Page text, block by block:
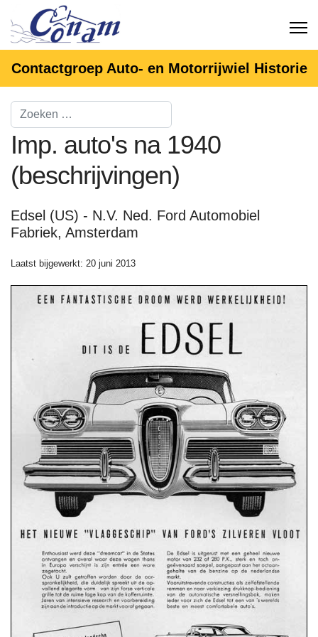
Contactgroep Auto- en Motorrijwiel Historie
Imp. auto's na 1940
(beschrijvingen)
Edsel (US) - N.V. Ned. Ford Automobiel
Fabriek, Amsterdam
Laatst bijgewerkt: 20 juni 2013